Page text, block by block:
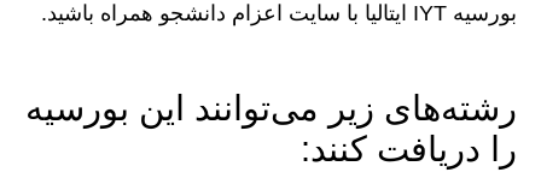
بورسیه IYT ایتالیا با سایت اعزام دانشجو همراه باشید.
رشته‌های زیر می‌توانند این بورسیه
را دریافت کنند: